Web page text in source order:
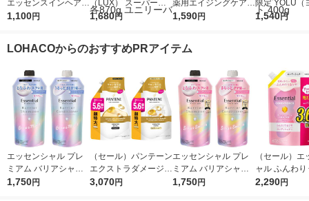
エッセンスインヘアミ
ルク つめかえ用 140g
1,100円
（LUX） スーパーリ
ッチシャイン ダメー
ー セット 詰替 特大 各
1,680円
薬用エイジングケアエ
ッセンス １５０ｍＬ
1,590円
限定 YOLU（
サクラ カー
1,540円
LOHACOからのおすすめPRアイテム
エッセンシャル プレ
ミアム バリアシャン
プー + コンディショ
1,750円
（セール）パンテーン
エクストラダメージリ
ペア シャンプー + コ
3,070円
エッセンシャル プレ
ミアム バリアシャン
プー + コンディショ
1,750円
（セール）エ
ャル ふんわ
ヤ コンディシ
2,290円